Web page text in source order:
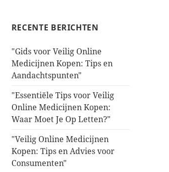
RECENTE BERICHTEN
"Gids voor Veilig Online
Medicijnen Kopen: Tips en
Aandachtspunten"
"Essentiële Tips voor Veilig
Online Medicijnen Kopen:
Waar Moet Je Op Letten?"
"Veilig Online Medicijnen
Kopen: Tips en Advies voor
Consumenten"